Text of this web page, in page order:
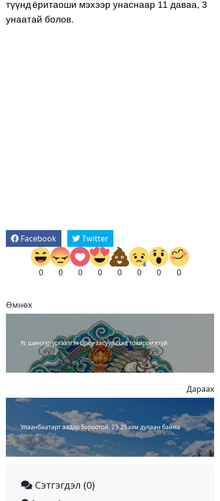
түүндёритаоши мэхээр унаснаар 11 даваа, 3
унаатай болов.
Facebook Twitter
0 0 0 0 0 0 0 0
Өмнөх
Үс шинээр үргээлгэх буюу засуулахад тохиромжгүй
Дараах
Улаанбаатарт аадар бороотой, 23-25 хэм дулаан байна
Сэтгэгдэл (0)